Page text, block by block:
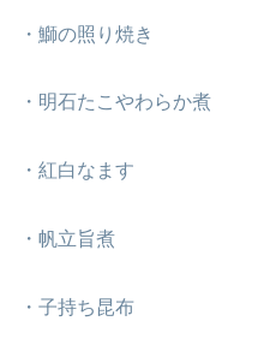
・鰤の照り焼き
・明石たこやわらか煮
・紅白なます
・帆立旨煮
・子持ち昆布